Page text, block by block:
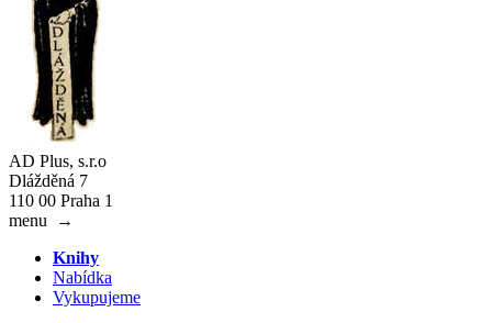
AD Plus, s.r.o
Dlážděná 7
110 00 Praha 1
menu
→
Knihy
Nabídka
Vykupujeme